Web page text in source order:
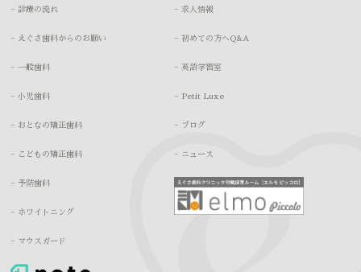
− 診療の流れ
− えぐさ歯科からのお願い
− 一般歯科
− 小児歯科
− おとなの矯正歯科
− こどもの矯正歯科
− 予防歯科
− ホワイトニング
− マウスガード
− 求人情報
− 初めての方へQ&A
− 英語学習室
− Petit Luxe
− ブログ
− ニュース